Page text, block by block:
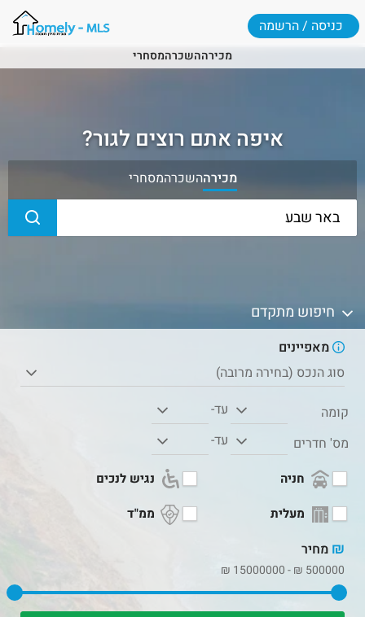
מכירההשכרהמסחרי
כניסה / הרשמה
איפה אתם רוצים לגור?
מכירההשכרהמסחרי
חיפוש מתקדם
מאפיינים
סוג הנכס (בחירה מרובה)
קומה
עד-
מס' חדרים
עד-
חניה
נגיש לנכים
מעלית
ממ"ד
₪ מחיר
500000
₪
-
15000000
₪